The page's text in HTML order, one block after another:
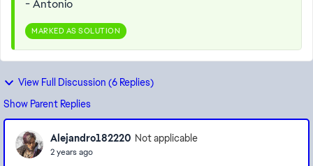
- Antonio
MARKED AS SOLUTION
View Full Discussion (6 Replies)
Show Parent Replies
Alejandro182220 Not applicable
2 years ago